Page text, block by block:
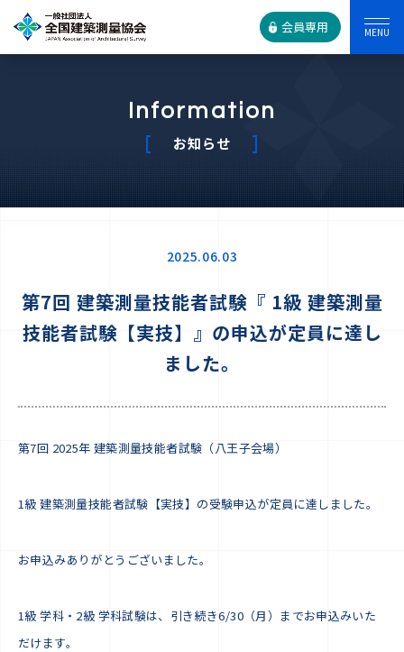
会員専用
Information
お知らせ
2025.06.03
第7回 建築測量技能者試験『 1級 建築測量
技能者試験【実技】』の申込が定員に達し
ました。
第7回 2025年 建築測量技能者試験（八王子会場）
1級 建築測量技能者試験【実技】の受験申込が定員に達しました。
お申込みありがとうございました。
1級 学科・2級 学科試験は、引き続き6/30（月）までお申込みいた
だけます。